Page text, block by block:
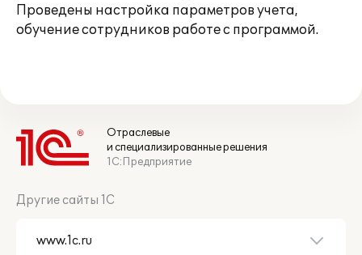
Проведены настройка параметров учета,
обучение сотрудников работе с программой.
Отраслевые
и специализированные решения
1С:Предприятие
Другие сайты 1С